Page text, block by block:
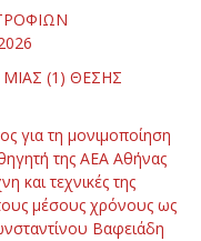
(1) ΘΕΣΗΣ
για τη μονιμοποίηση
της ΑΕΑ Αθήνας
και τεχνικές της
μέσους χρόνους ως
Βαφειάδη